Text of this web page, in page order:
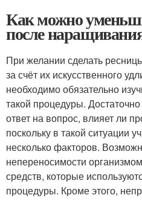
Как можно
после
При желании сделать
за счёт их искусственного
необходимо обязательно
такой процедуры.
ответ на вопрос, влияет ли
поскольку в такой ситуации
несколько факторов.
непереносимости
средств, которые
процедуры. Кроме этого,